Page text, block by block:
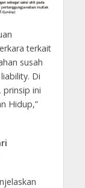
terkait
susah
Di
prinsip ini
Hidup,”